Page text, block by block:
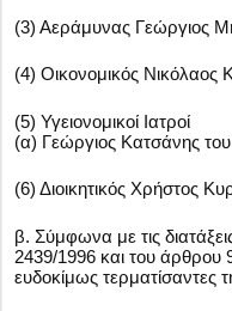
(3) Αεράμυνας Γεώργιος
(4) Οικονομικός Νικόλαος
(5) Υγειονομικοί Ιατροί
(α) Γεώργιος Κατσάνης
(6) Διοικητικός Χρήστος
β. Σύμφωνα με τις
2439/1996 και του
ευδοκίμως τερματίσαντες